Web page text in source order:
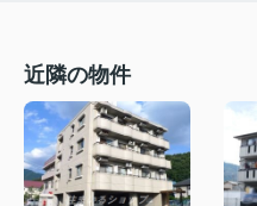
近隣の物件